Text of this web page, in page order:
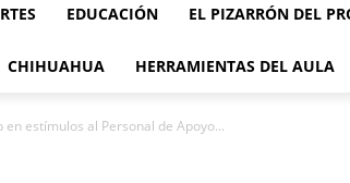
EDUCACIÓN EL PIZARRÓN DEL
CHIHUAHUA HERRAMIENTAS DEL AULA
estímulos al Personal de Apoyo...